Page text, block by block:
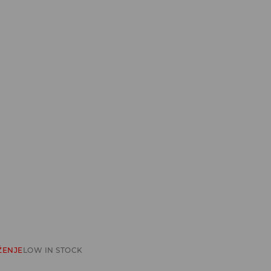
LOW IN STOCK